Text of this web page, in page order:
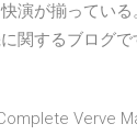
演が揃ってい
関するブログ
Verve